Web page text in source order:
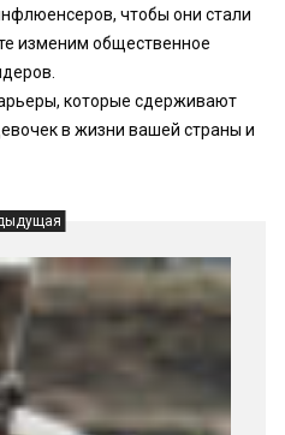
чтобы они стали
изменим общественное
которые сдерживают
в жизни вашей страны и